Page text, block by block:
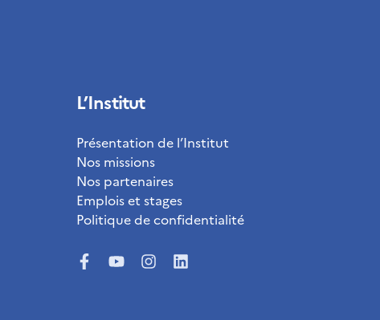
L’Institut
Présentation de l’Institut
Nos missions
Nos partenaires
Emplois et stages
Politique de confidentialité